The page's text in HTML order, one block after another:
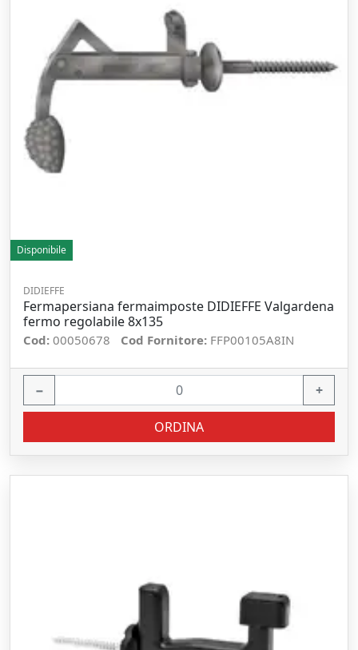
Disponibile
DIDIEFFE
Fermapersiana fermaimposte DIDIEFFE Valgardena
fermo regolabile 8x135
Cod: 00050678 Cod Fornitore: FFP00105A8IN
− +
ORDINA